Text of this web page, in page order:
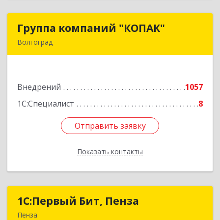
Группа компаний "КОПАК"
Волгоград
Внедрений
1057
1С:Специалист
8
Отправить заявку
Показать контакты
Группа компаний "КОПАК"
Подробнее
Отправить заявку
Назад
1С:Первый Бит, Пенза
Пенза
1С:Первый Бит, Пенза